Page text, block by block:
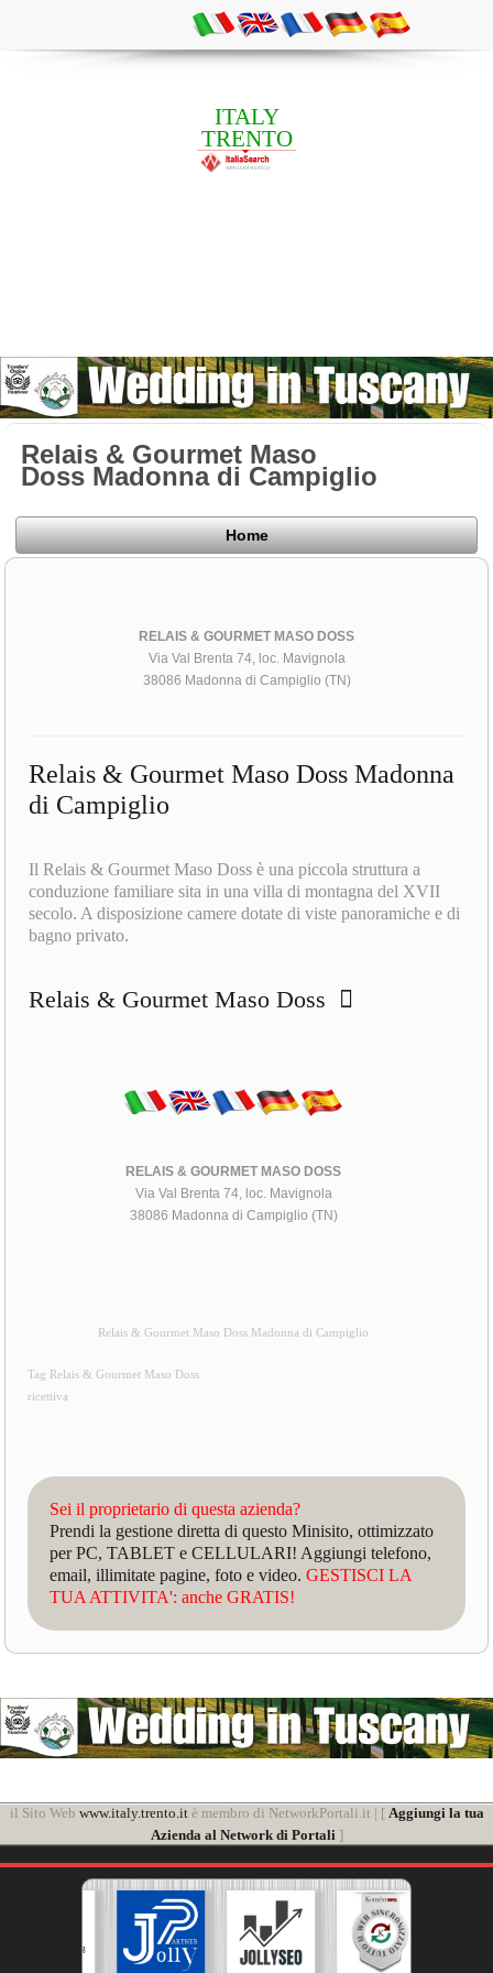
ITALY
TRENTO
Relais & Gourmet Maso
Doss Madonna di Campiglio
Home
RELAIS & GOURMET MASO DOSS
Via Val Brenta 74, loc. Mavignola
38086 Madonna di Campiglio (TN)
Relais & Gourmet Maso Doss Madonna
di Campiglio
Il Relais & Gourmet Maso Doss è una piccola struttura a
conduzione familiare sita in una villa di montagna del XVII
secolo. A disposizione camere dotate di viste panoramiche e di
bagno privato.
Relais & Gourmet Maso Doss
RELAIS & GOURMET MASO DOSS
Via Val Brenta 74, loc. Mavignola
38086 Madonna di Campiglio (TN)
Relais & Gourmet Maso Doss Madonna di Campiglio
Tag Relais & Gourmet Maso Doss
ricettiva
Sei il proprietario di questa azienda?
Prendi la gestione diretta di questo Minisito, ottimizzato
per PC, TABLET e CELLULARI! Aggiungi telefono,
email, illimitate pagine, foto e video.GESTISCI LA
TUA ATTIVITA': anche GRATIS!
il Sito Web www.italy.trento.itè membro di NetworkPortali.it | [ Aggiungi la tua
Azienda al Network di Portali]